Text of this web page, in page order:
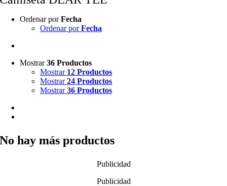
Ordenar porFecha
Ordenar porFecha
Mostrar36 Productos
Mostrar 12 Productos
Mostrar24 Productos
Mostrar36 Productos
No hay más productos
Publicidad
Publicidad